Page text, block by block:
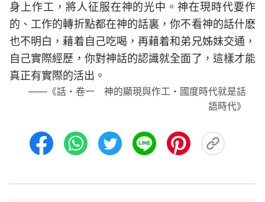
身上作工，將人征服在神的光中。神在現時代要作
的、工作的轉折點都在神的話裏，你不看神的話什麽
也不明白，藉着自己吃喝，再藉着和弟兄姊妹交通，
自己實際經歷，你對神話的認識就全面了，這樣才能
真正有實際的活出。
——《話・卷一 神的顯現與作工・國度時代就是話
語時代》